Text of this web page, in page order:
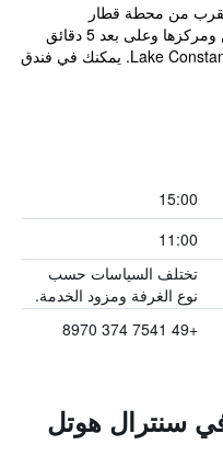
من محطة قطار
Stadtbahnhof في مدينة فريدريشهافين ومركزها وعلى بعد 5 دقائق
فقط سيرا على الأقدام من شواطئ Lake Constance. يمكنك في فندق
15:00
11:00
تختلف السياسات حسب
نوع الغرفة ومزود الخدمة.
+49 7541 374 8970
في سنترال هوتل